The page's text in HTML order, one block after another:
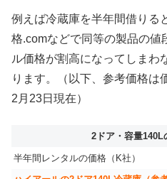
例えば冷蔵庫を半年間借りる
格.comなどで同等の製品の値
ル価格が割高になってしまわ
ります。（以下、参考価格は
2月23日現在）
2ドア・容量140L
半年間レンタルの価格（K社）